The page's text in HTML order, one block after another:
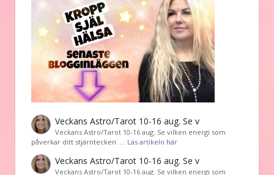
Veckans Astro/Tarot 10-16 aug. Se v
Veckans Astro/Tarot 10-16 aug. Se vilken energi som
påverkar ditt stjärntecken. … Läs artikeln här
Veckans Astro/Tarot 10-16 aug. Se v
Veckans Astro/Tarot 10-16 aug. Se vilken energi som